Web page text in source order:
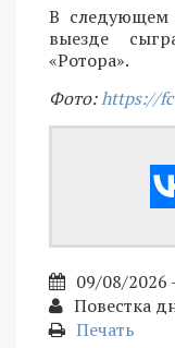
В следующем
выезде
«Ротора».
Фото:https://
09/08/2026
Повестка
Печать